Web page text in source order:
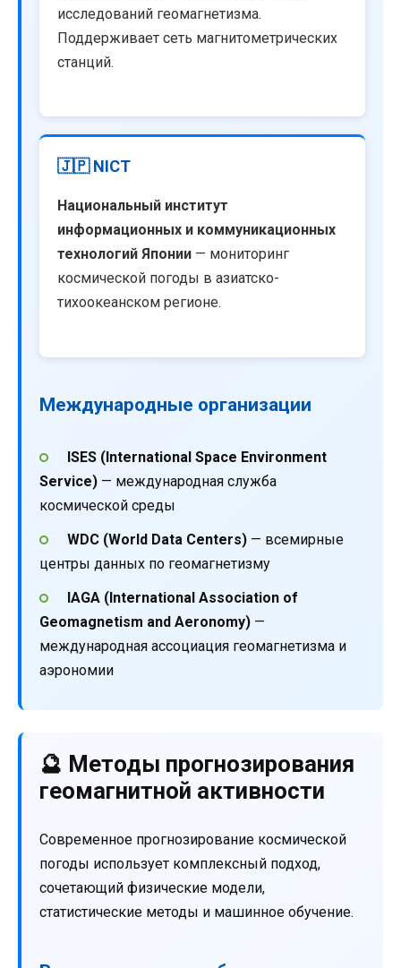
исследований геомагнетизма.
Поддерживает сеть магнитометрических
станций.
🇯🇵 NICT
Национальный институт
информационных и коммуникационных
технологий Японии — мониторинг
космической погоды в азиатско-
тихоокеанском регионе.
Международные организации
ISES (International Space Environment
Service) — международная служба
космической среды
WDC (World Data Centers)— всемирные
центры данных по геомагнетизму
IAGA (International Association of
Geomagnetism and Aeronomy) —
международная ассоциация геомагнетизма и
аэрономии
🔮 Методы прогнозирования
геомагнитной активности
Современное прогнозирование космической
погоды использует комплексный подход,
сочетающий физические модели,
статистические методы и машинное обучение.